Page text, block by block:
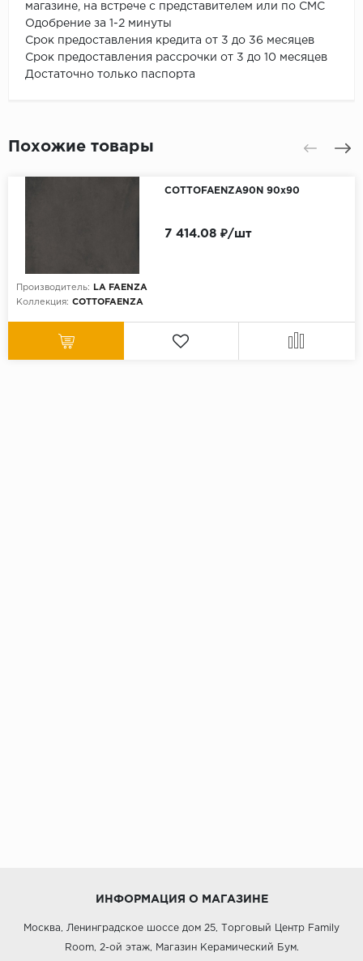
магазине, на встрече с представителем или по СМС
Одобрение за 1-2 минуты
Срок предоставления кредита от 3 до 36 месяцев
Срок предоставления рассрочки от 3 до 10 месяцев
Достаточно только паспорта
Похожие товары
COTTOFAENZA90N 90x90
Производитель:
LA FAENZA
Коллекция: COTTOFAENZA
7 414.08 ₽/шт
ИНФОРМАЦИЯ О МАГАЗИНЕ
Москва, Ленинградское шоссе дом 25, Торговый Центр Family
Room, 2-ой этаж, Магазин Керамический Бум.